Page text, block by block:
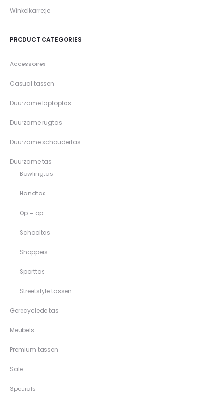
Winkelkarretje
PRODUCT CATEGORIES
Accessoires
Casual tassen
Duurzame laptoptas
Duurzame rugtas
Duurzame schoudertas
Duurzame tas
Bowlingtas
Handtas
Op = op
Schooltas
Shoppers
Sporttas
Streetstyle tassen
Gerecyclede tas
Meubels
Premium tassen
Sale
Specials